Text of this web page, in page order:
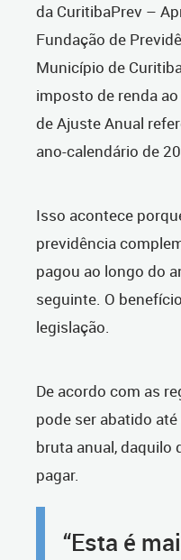
da CuritibaPrev –
Fundação de
Município de
imposto de renda
de Ajuste Anual
ano-calendário de
Isso acontece
previdência
pagou ao longo do
seguinte. O
legislação.
De acordo com as
pode ser abatido
bruta anual, daquilo
pagar.
“Esta é